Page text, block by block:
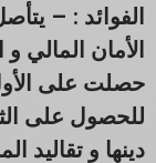
الفوائد : –
الأمان المالي و
حصلت على
للحصول على
دينها و تقاليد